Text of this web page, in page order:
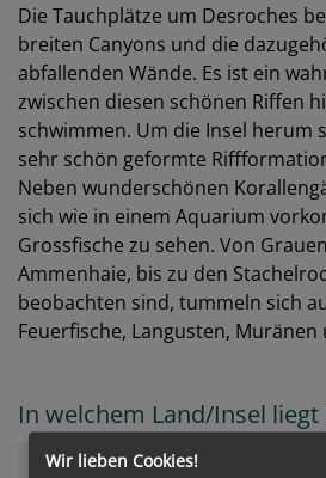
Die Tauchplätze um Desroches
breiten Canyons und die
abfallenden Wände. Es ist ein
zwischen diesen schönen Riffen
schwimmen. Um die Insel herum
sehr schön geformte
Neben wunderschönen
sich wie in einem Aquarium
Grossfische zu sehen. Von
Ammenhaie, bis zu den
beobachten sind, tummeln sich
Feuerfische, Langusten, Muränen
In welchem Land/Insel liegt
Wir lieben Cookies!